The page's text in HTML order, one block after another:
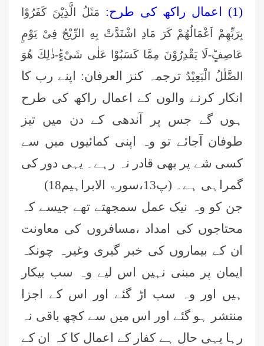
(1) اعمال راکھ کی طرح:
مَثَلُ الَّذِیْنَ كَفَرُوْا
بِرَبِّهِمْ اَعْمَالُهُمْ كَرَ مَادِ اشْتَدَّتْ بِهِ الرِّیْحُ فِیْ یَوْمٍ
عَاصِفٍؕ-لَا یَقْدِرُوْنَ مِمَّا كَسَبُوْا عَلٰى شَیْءٍؕ-ذٰلِكَ هُوَ
الضَّلٰلُ الْبَعِیْدُ ترجمہ کنز العرفان:‏ اپنے رب کا
انکار کرنے والوں کے اعمال راکھ کی طرح
ہوں گے جس پر آندھی کے دن میں تیز
طوفان آجائے تو وہ اپنی کمائیوں میں سے
کسی شے پر بھی قادر نہ ‏رہے۔ یہی دور کی
گمراہی ہے۔ ‏(پ13،سورۃ الابراہیم18)‏
جن کو وہ نیک عمل سمجھتے تھے جیسے کہ
محتاجوں کی امداد ،مسافروں کی معاونت
ان کے بیماروں کی خبر گیری وغیرہ چونکہ
ایمان پر مبنی نہیں اس لیے وہ سب بیکار
ہیں اور ‏وہ سب اڑ گئے اور اس کے اجزا
منتشر ہو گئے اور اس میں سے کچھ باقی نہ
رہا یہی حال ہے کفار کے اعمال کا کہ ان کے